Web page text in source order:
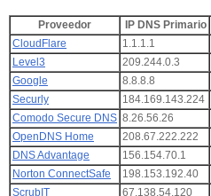
Proveedor IP DNS Primario
CloudFlare
1.1.1.1
Level3
209.244.0.3
Google
8.8.8.8
Securly
184.169.143.224
Comodo Secure DNS 8.26.56.26
OpenDNS Home
208.67.222.222
DNS Advantage
156.154.70.1
Norton ConnectSafe
198.153.192.40
ScrubIT
67.138.54.120